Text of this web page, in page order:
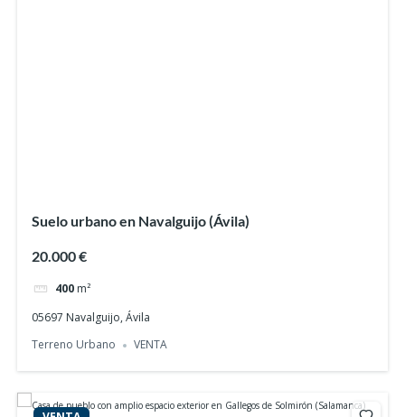
Suelo urbano en Navalguijo (Ávila)
20.000 €
400 m²
05697 Navalguijo, Ávila
Terreno Urbano
VENTA